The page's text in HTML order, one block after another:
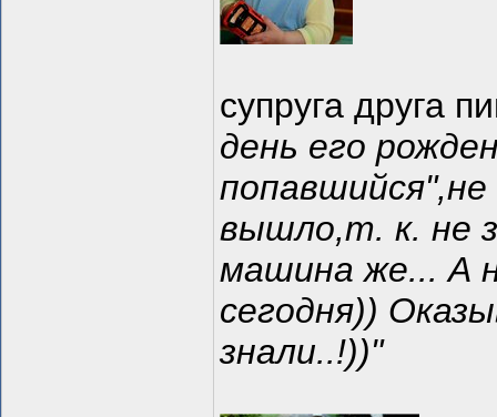
супруга друга
день его
вышло,т. к. не
машина же... А
сегодня))
знали..!))"